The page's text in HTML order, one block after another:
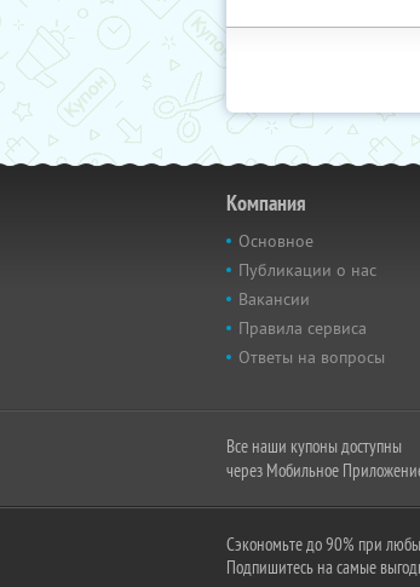
Компания
Основное
Публикации о нас
Вакансии
Правила сервиса
Ответы на вопросы
Все наши купоны доступны
через Мобильное
Сэкономьте до 90% при
Подпишитесь на самые